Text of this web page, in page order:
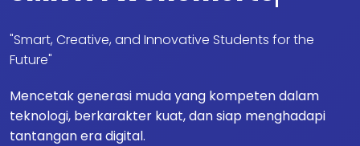
"Smart, Creative, and Innovative Students for the
Future"
Mencetak generasi muda yang kompeten dalam
teknologi, berkarakter kuat, dan siap menghadapi
tantangan era digital.